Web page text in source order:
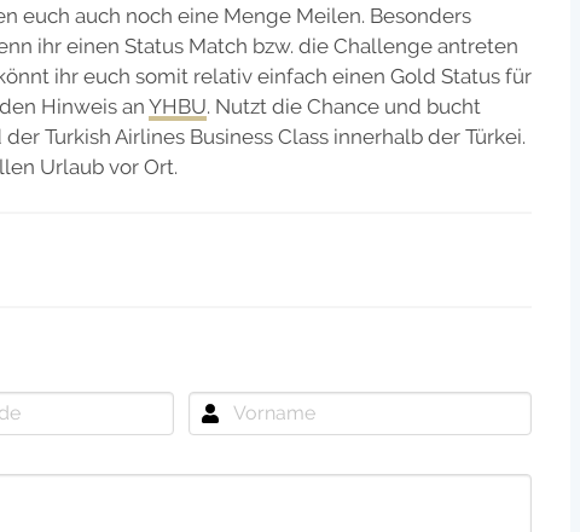
euch auch noch eine Menge Meilen. Besonders
ihr einen Status Match bzw. die Challenge antreten
ihr euch somit relativ einfach einen Gold Status für
Hinweis an YHBU. Nutzt die Chance und bucht
Turkish Airlines Business Class innerhalb der Türkei.
Urlaub vor Ort.